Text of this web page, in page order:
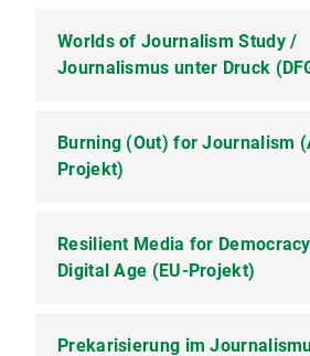
Worlds of Journalism Study /
Journalismus unter Druck
Die Worlds of Journalism Study
international vergleichendes
Wandel im Journalismus besser
Weitere Informationen zum
Laufzeit:04/2021-09/2025
Burning (Out) for Journalism
Projekt)
Das Projekt liefert erstmalig
psychosozialen Gesundheit von
Medienschaffenden.
Resilient Media for
Digital Age (EU-Projekt)
Das Projekt begegnet
Prekarisierung im